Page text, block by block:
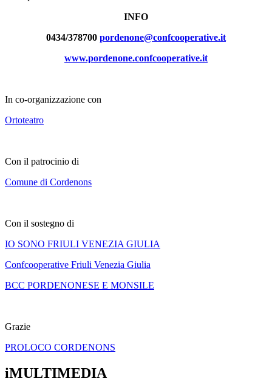
INFO
0434/378700 pordenone@confcooperative.it
www.pordenone.confcooperative.it
In co-organizzazione con
Ortoteatro
Con il patrocinio di
Comune di Cordenons
Con il sostegno di
IO SONO FRIULI VENEZIA GIULIA
Confcooperative Friuli Venezia Giulia
BCC PORDENONESE E MONSILE
Grazie
PROLOCO CORDENONS
iMULTIMEDIA